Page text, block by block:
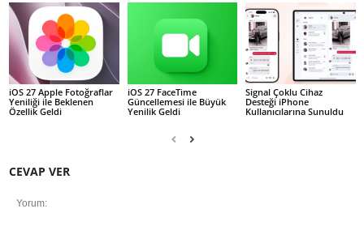
iOS 27 Apple Fotoğraflar
Yeniliği ile Beklenen
Özellik Geldi
iOS 27 FaceTime
Güncellemesi ile Büyük
Yenilik Geldi
Signal Çoklu Cihaz
Desteği iPhone
Kullanıcılarına Sunuldu
CEVAP VER